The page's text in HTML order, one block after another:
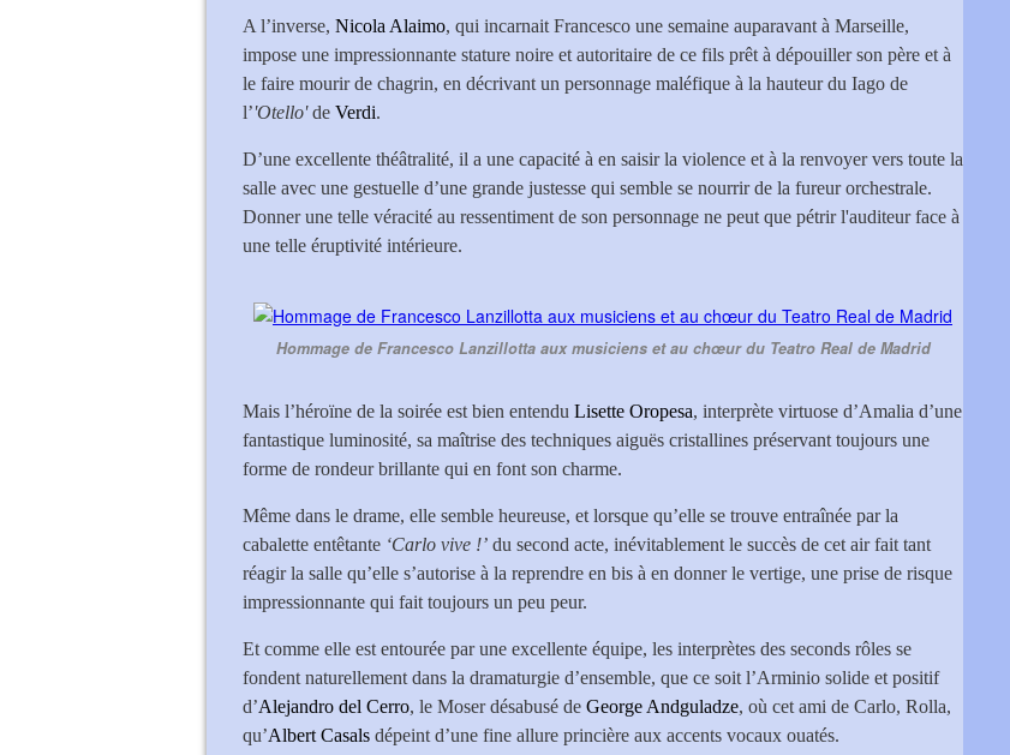
A l’inverse, Nicola Alaimo, qui incarnait Francesco une semaine auparavant à Marseille,
impose une impressionnante stature noire et autoritaire de ce fils prêt à dépouiller son père et à
le faire mourir de chagrin, en décrivant un personnage maléfique à la hauteur du Iago de
l’'Otello'de Verdi.
D’une excellente théâtralité, il a une capacité à en saisir la violence et à la renvoyer vers toute la
salle avec une gestuelle d’une grande justesse qui semble se nourrir de la fureur orchestrale.
Donner une telle véracité au ressentiment de son personnage ne peut que pétrir l'auditeur face à
une telle éruptivité intérieure.
Hommage de Francesco Lanzillotta aux musiciens et au chœur du Teatro Real de Madrid
Mais l’héroïne de la soirée est bien entendu Lisette Oropesa, interprète virtuose d’Amalia d’une
fantastique luminosité, sa maîtrise des techniques aiguës cristallines préservant toujours une
forme de rondeur brillante qui en font son charme.
Même dans le drame, elle semble heureuse, et lorsque qu’elle se trouve entraînée par la
cabalette entêtante ‘Carlo vive !’ du second acte, inévitablement le succès de cet air fait tant
réagir la salle qu’elle s’autorise à la reprendre en bis à en donner le vertige, une prise de risque
impressionnante qui fait toujours un peu peur.
Et comme elle est entourée par une excellente équipe, les interprètes des seconds rôles se
fondent naturellement dans la dramaturgie d’ensemble, que ce soit l’Arminio solide et positif
d’Alejandro del Cerro, le Moser désabusé de George Andguladze, où cet ami de Carlo, Rolla,
qu’Albert Casals dépeint d’une fine allure princière aux accents vocaux ouatés.